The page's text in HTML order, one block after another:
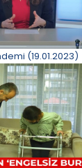
(19.01.2023)